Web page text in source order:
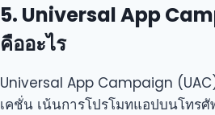
5. Universal App
คืออะไร
Universal App Campaign
เคชั่น เน้นการโปรโมทแอปบนโทร